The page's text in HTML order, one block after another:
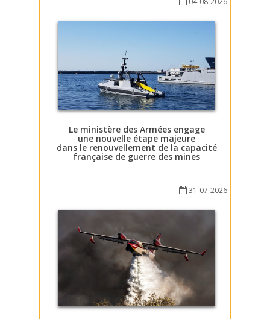
Le ministère des Armées engage
une nouvelle étape majeure
dans le renouvellement de la capacité
française de guerre des mines
31-07-2026